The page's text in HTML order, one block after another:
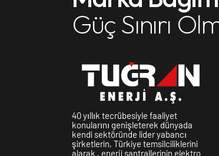
Güç Sınırı
40 yıllık tecrübesiyle faaliyet
konularını genişleterek dünyada
kendi sektöründe lider yabancı
şirketlerin, Türkiye temsilciliklerini